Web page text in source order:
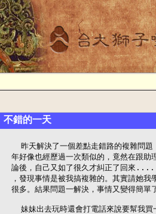
不錯的一天
昨天解決了一個差點走錯路的複雜問題
年好像也經歷過一次類似的，竟然在跟助
論後，自己又如了很久才糾正了回來
，發現事情是被我搞複雜的。其實請她我
很多。結果問題一解決，事情又變得簡單
妹妹出去玩時還會打電話來說要幫我買